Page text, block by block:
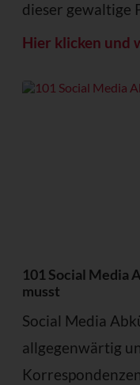
dieser gewaltige
Hier klicken und
101 Social Media
musst
Social Media
allgegenwärtig